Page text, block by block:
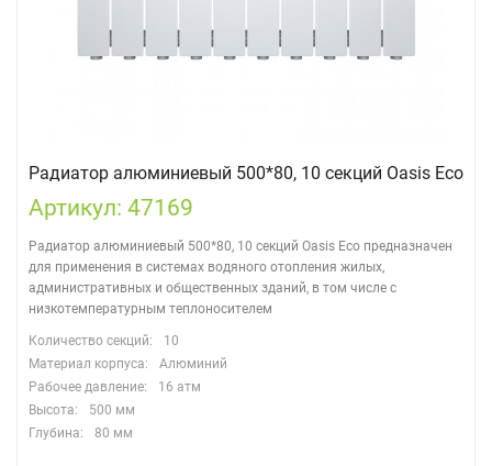
Радиатор алюминиевый 500*80, 10 секций Oasis Eco
Артикул: 47169
Радиатор алюминиевый 500*80, 10 секций Oasis Eco предназначен
для применения в системах водяного отопления жилых,
административных и общественных зданий, в том числе с
низкотемпературным теплоносителем
Количество секций:
10
Материал корпуса:
Алюминий
Рабочее давление:
16 атм
Высота:
500 мм
Глубина:
80 мм